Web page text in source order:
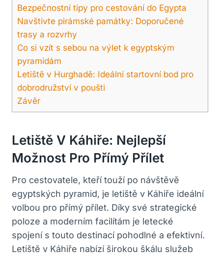
Bezpečnostní tipy pro cestování do‍ Egypta
Navštivte ⁤pirámské památky:‌ Doporučené
trasy a‍ rozvrhy
Co si vzít s sebou na ⁢výlet k egyptským⁢
pyramidám
Letiště v Hurghadě: Ideální startovní bod pro
dobrodružství v poušti
Závěr
Letiště V Káhiře: Nejlepší
Možnost Pro Přímý Přílet
Pro cestovatele, kteří touží po návštěvě​
egyptských pyramid,⁣ je‍ letiště⁣ v Káhiře ​ideální
volbou pro přímý ​přílet. ‌Díky své strategické
‍poloze a moderním facilítám ⁣je letecké
spojení s touto destinací pohodlné ‍a efektivní.
Letiště v ⁣Káhiře‍ nabízí širokou škálu služeb